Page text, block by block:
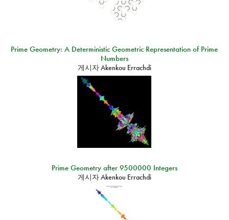
Prime Geometry: A Deterministic Geometric Representation of Prime
Numbers
게시자Akenkou Errachdi
Prime Geometry after 9500000 Integers
게시자Akenkou Errachdi